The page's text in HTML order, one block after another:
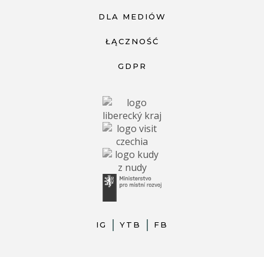
DLA MEDIÓW
ŁĄCZNOŚĆ
GDPR
IG YTB FB